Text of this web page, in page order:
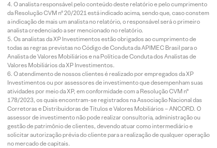
O analista responsável pelo conteúdo deste relatório e pelo cumprimento
da Resolução CVM nº 20/2021 está indicado acima, sendo que, caso constem
a indicação de mais um analista no relatório, o responsável será o primeiro
analista credenciado a ser mencionado no relatório.
Os analistas da XP Investimentos estão obrigados ao cumprimento de
todas as regras previstas no Código de Conduta da APIMEC Brasil para o
Analista de Valores Mobiliários e na Política de Conduta dos Analistas de
Valores Mobiliários da XP Investimentos.
O atendimento de nossos clientes é realizado por empregados da XP
Investimentos ou por assessores de investimento que desempenham suas
atividades por meio da XP, em conformidade com a Resolução CVM nº
178/2023, os quais encontram-se registrados na Associação Nacional das
Corretoras e Distribuidoras de Títulos e Valores Mobiliários – ANCORD. O
assessor de investimento não pode realizar consultoria, administração ou
gestão de patrimônio de clientes, devendo atuar como intermediário e
solicitar autorização prévia do cliente para a realização de qualquer operação
no mercado de capitais.